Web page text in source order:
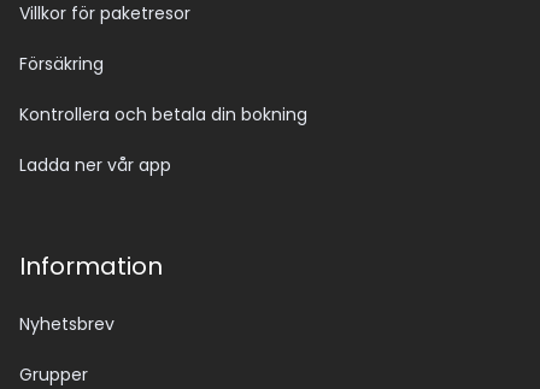
Villkor för paketresor
Försäkring
Kontrollera och betala din bokning
Ladda ner vår app
Information
Nyhetsbrev
Grupper